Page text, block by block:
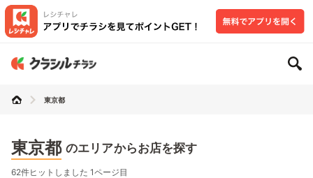
東京都
東京都 のエリアからお店を探す
62件ヒットしました 1ページ目